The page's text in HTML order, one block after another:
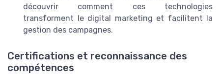
découvrir comment ces technologies
transforment le digital marketing et facilitent la
gestion des campagnes.
Certifications et reconnaissance des
compétences